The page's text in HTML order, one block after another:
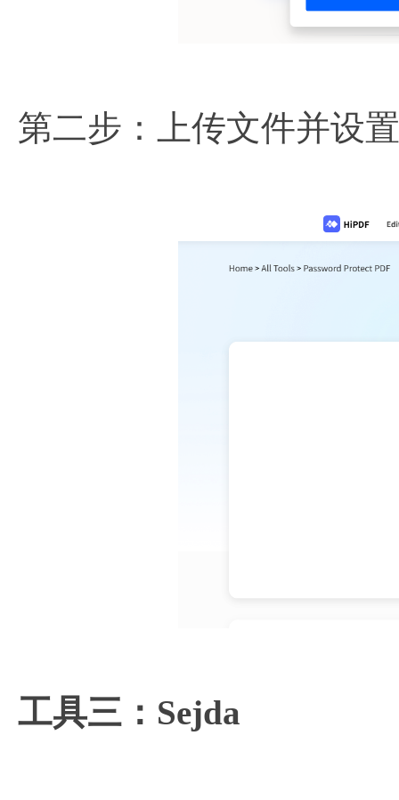
第二步：上传文件并设
工具三：Sejda